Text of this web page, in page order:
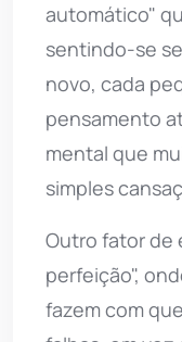
automático"
sentindo-se
novo, cada
pensamento
mental que
simples
Outro fator de
perfeição",
fazem com